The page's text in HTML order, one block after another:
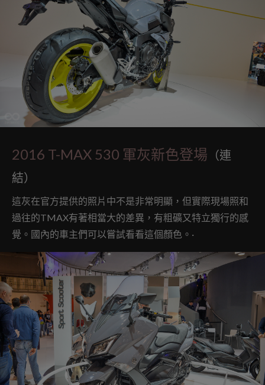
2016 T-MAX 530 軍灰新色登場 （連
結）
這灰在官方提供的照片中不是非常明顯，但實際現場照和
過往的TMAX有著相當大的差異，有粗礦又特立獨行的感
覺。國內的車主們可以嘗試看看這個顏色。·